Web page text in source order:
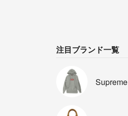
注目ブランド一覧
Supreme